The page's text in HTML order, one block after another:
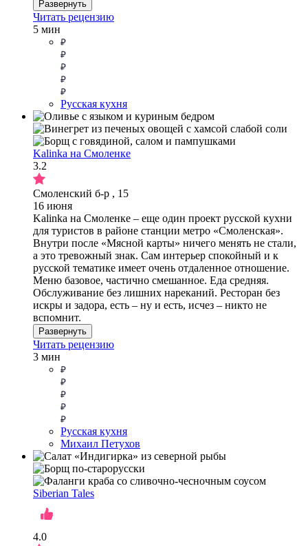
Развернуть
Читать рецензию
5 мин
Русская кухня
Kalinka на Смоленке
3.2
Смоленский б-р , 15
16 июня
Kalinka на Смоленке – еще один проект русской кухни
для туристов в районе станции метро «Смоленская».
Внутри после «Мясной карты» ничего менять не стали,
а это тревожный знак. Сам интерьер спокойный и к
русской тематике имеет очень отдаленное отношение.
Меню базовое, частично смешанное. Еда средняя.
Обслуживание без лишних нареканий. Ресторан без
искры и задора, есть – ну и есть, исчез – никто не
вспомнит.
Развернуть
Читать рецензию
3 мин
Русская кухня
Михаил Петухов
Siberian Tales
4.0